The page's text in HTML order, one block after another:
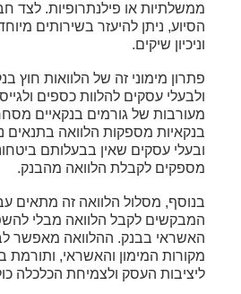
ממשלתיות או פילנתרופיות. לצד
הסיוע, ניתן להיעזר בשירותים
וניכיון שיקים.
פתרון מימוני זה של הלוואות חוץ
ולבעלי עסקים להלוות כספים
מעורבות של גורמים בנקאיים
בנקאיות מספקות הלוואה בתנאים
ובעלי עסקים שאין בבעלותם
מספקים לקבלת הלוואה מהבנק.
בנוסף, מסלול הלוואה זה מתאים
המבקשים לקבל הלוואה מבלי
האשראי בבנק. ההלוואה מאפשר
מקורות המימון והאשראי, ותורמת
ליציבות העסק ולצמיחת הכלכלה